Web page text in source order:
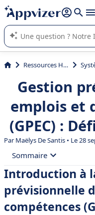
répondre (plusieurs lignes
L'IA de Appvizer vous
logiciel SaaS en entreprise.
Ressources Humaines (RH)
Gestion
emplois et
(GPEC) :
ParMaëlys De Santis • Le 28
Sommaire
• Introduction à la
et des compétences
• Les enjeux de la GPEC
Introduction à
prévisionnelle
compétences